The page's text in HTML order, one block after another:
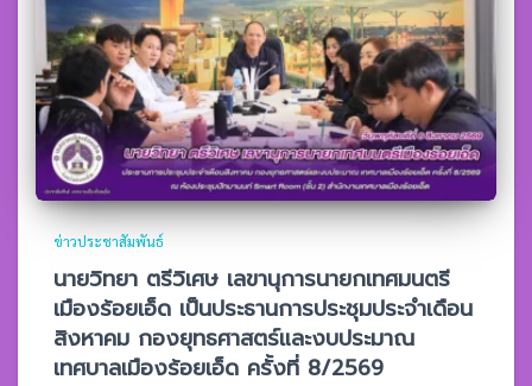
ข่าวประชาสัมพันธ์
นายวิทยา ตรีวิเศษ เลขานุการนายกเทศมนตรี
เมืองร้อยเอ็ด เป็นประธานการประชุมประจำเดือน
สิงหาคม กองยุทธศาสตร์และงบประมาณ
เทศบาลเมืองร้อยเอ็ด ครั้งที่ 8/2569